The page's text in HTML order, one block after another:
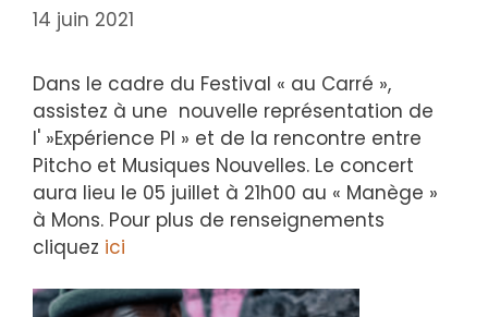
14 juin 2021
Dans le cadre du Festival « au Carré »,
assistez à une nouvelle représentation de
l' »Expérience PI » et de la rencontre entre
Pitcho et Musiques Nouvelles. Le concert
aura lieu le 05 juillet à 21h00 au « Manège »
à Mons. Pour plus de renseignements
cliquez ici